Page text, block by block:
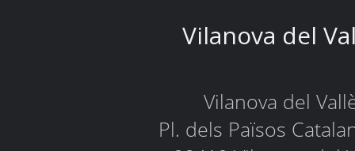
Vilanova del
Vilanova del
Pl. dels Països